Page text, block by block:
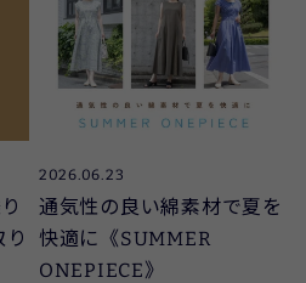
2026.06.23
通気性の良い綿素材で夏を
快適に《SUMMER
ONEPIECE》